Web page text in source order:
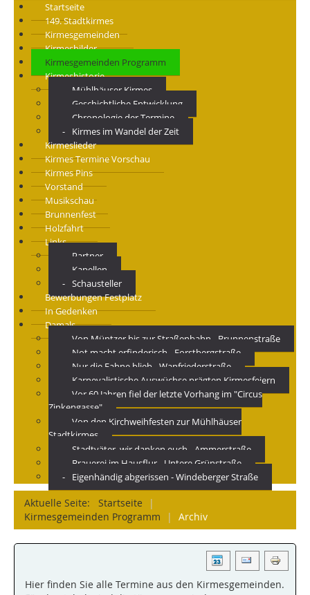
Startseite
149. Stadtkirmes
Kirmesgemeinden
Kirmesbilder
Kirmesgemeinden Programm
Kirmeshistorie
Mühlhäuser Kirmes
Geschichtliche Entwicklung
Chronologie der Termine
Kirmes im Wandel der Zeit
Kirmeslieder
Kirmes Termine Vorschau
Kirmes Pins
Vorstand
Musikschau
Brunnenfest
Holzfahrt
Links
Partner
Kapellen
Schausteller
Bewerbungen Festplatz
In Gedenken
Damals
Von Müntzer bis zur Straßenbahn - Brunnenstraße
Not macht erfinderisch - Forstbergstraße
Nur die Fahne blieb - Wanfriederstraße
Karnevalistische Auswüchse prägten Kirmesfeiern
Vor 60 Jahren fiel der letzte Vorhang im "Circus
Zinkengasse"
Von den Kirchweihfesten zur Mühlhäuser
Stadtkirmes
Stadtväter, wir danken euch - Ammerstraße
Brauerei im Hausflur - Untere Grünstraße
Eigenhändig abgerissen - Windeberger Straße
Aktuelle Seite: Startseite
|
Kirmesgemeinden Programm
| Archiv
Hier finden Sie alle Termine aus den Kirmesgemeinden.